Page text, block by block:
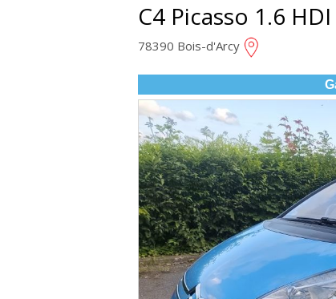
C4 Picasso 1.6
78390 Bois-d'Arcy